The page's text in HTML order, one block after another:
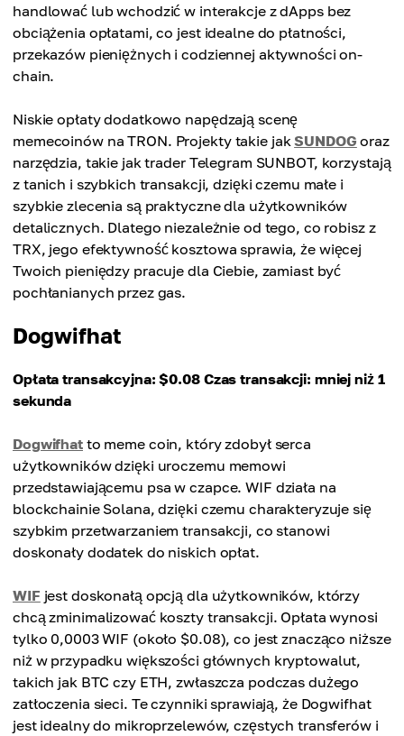
handlować lub wchodzić w interakcje z dApps bez
obciążenia opłatami, co jest idealne do płatności,
przekazów pieniężnych i codziennej aktywności on-
chain.
Niskie opłaty dodatkowo napędzają scenę
memecoinów na TRON. Projekty takie jakSUNDOG oraz
narzędzia, takie jak trader Telegram SUNBOT, korzystają
z tanich i szybkich transakcji, dzięki czemu małe i
szybkie zlecenia są praktyczne dla użytkowników
detalicznych. Dlatego niezależnie od tego, co robisz z
TRX, jego efektywność kosztowa sprawia, że więcej
Twoich pieniędzy pracuje dla Ciebie, zamiast być
pochłanianych przez gas.
Dogwifhat
Opłata transakcyjna: $0.08 Czas transakcji: mniej niż 1
sekunda
Dogwifhatto meme coin, który zdobył serca
użytkowników dzięki uroczemu memowi
przedstawiającemu psa w czapce. WIF działa na
blockchainie Solana, dzięki czemu charakteryzuje się
szybkim przetwarzaniem transakcji, co stanowi
doskonały dodatek do niskich opłat.
WIF jest doskonałą opcją dla użytkowników, którzy
chcą zminimalizować koszty transakcji. Opłata wynosi
tylko 0,0003 WIF (około $0.08), co jest znacząco niższe
niż w przypadku większości głównych kryptowalut,
takich jak BTC czy ETH, zwłaszcza podczas dużego
zatłoczenia sieci. Te czynniki sprawiają, że Dogwifhat
jest idealny do mikroprzelewów, częstych transferów i